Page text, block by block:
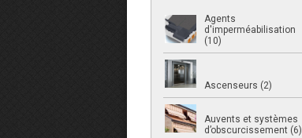
Agents
d'imperméabilisation
(10)
Ascenseurs (2)
Auvents et systèmes
d’obscurcissement (6)